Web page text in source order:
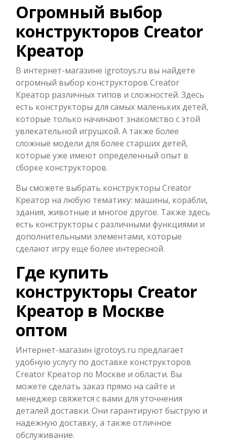
Огромный выбор
конструкторов Creator
Креатор
В интернет-магазине igrotoys.ru вы найдете
огромный выбор конструкторов Creator
Креатор различных типов и сложностей. Здесь
есть конструкторы для самых маленьких детей,
которые только начинают знакомство с этой
увлекательной игрушкой. А также более
сложные модели для более старших детей,
которые уже имеют определенный опыт в
сборке конструкторов.
Вы сможете выбрать конструкторы Creator
Креатор на любую тематику: машины, корабли,
здания, животные и многое другое. Также здесь
есть конструкторы с различными функциями и
дополнительными элементами, которые
сделают игру еще более интересной.
Где купить
конструкторы Creator
Креатор в Москве
оптом
Интернет-магазин igrotoys.ru предлагает
удобную услугу по доставке конструкторов
Creator Креатор по Москве и области. Вы
можете сделать заказ прямо на сайте и
менеджер свяжется с вами для уточнения
деталей доставки. Они гарантируют быструю и
надежную доставку, а также отличное
обслуживание.